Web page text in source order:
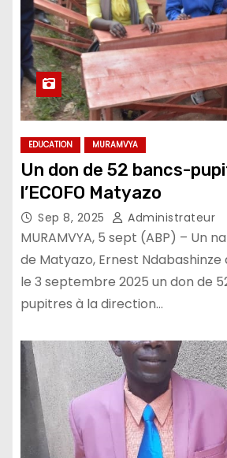
EDUCATION MURAMVYA
Un don de 52 bancs-
l’ECOFO Matyazo
Sep 8, 2025 Administrateur
MURAMVYA, 5 sept (ABP) – Un
de Matyazo, Ernest
le 3 septembre 2025 un don de
pupitres à la direction…